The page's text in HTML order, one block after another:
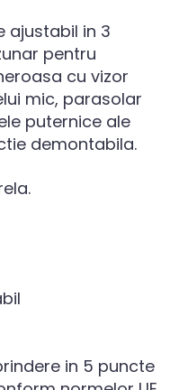
ajustabil in 3
pentru
cu vizor
mic, parasolar
puternice ale
demontabila.
in 5 puncte